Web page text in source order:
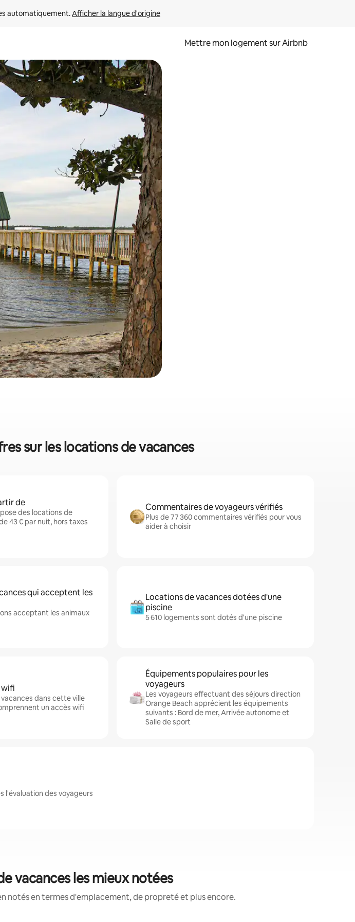
automatiquement. Afficher la langue d'origine
Mettre mon logement sur Airbnb
parcourir ou en appuyant et en faisant glisser.
sur les locations de vacances
de
des locations de
43 € par nuit, hors taxes
Commentaires de voyageurs vérifiés
Plus de 77 360 commentaires vérifiés pour vous
aider à choisir
qui acceptent les
acceptant les animaux
Locations de vacances dotées d'une
piscine
5 610 logements sont dotés d'une piscine
dans cette ville
un accès wifi
Équipements populaires pour les
voyageurs
Les voyageurs effectuant des séjours direction
Orange Beach apprécient les équipements
suivants : Bord de mer, Arrivée autonome et
Salle de sport
l'évaluation des voyageurs
vacances les mieux notées
notés en termes d'emplacement, de propreté et plus encore.